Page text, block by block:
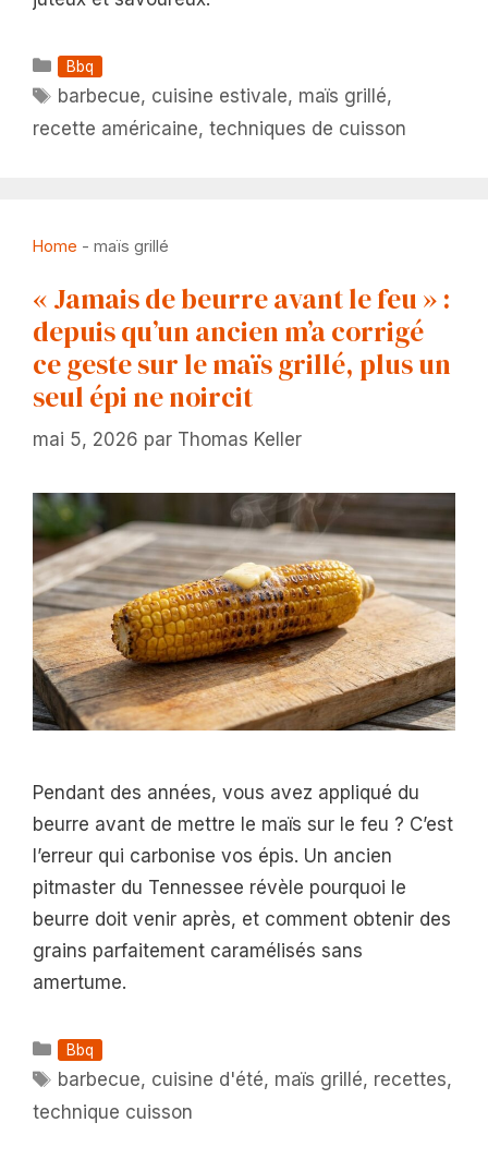
Catégories
Bbq
Étiquettes
barbecue, cuisine estivale, maïs grillé,
recette américaine, techniques de cuisson
Home - maïs grillé
« Jamais de beurre avant le feu » :
depuis qu’un ancien m’a corrigé
ce geste sur le maïs grillé, plus un
seul épi ne noircit
mai 5, 2026 par Thomas Keller
Pendant des années, vous avez appliqué du
beurre avant de mettre le maïs sur le feu ? C’est
l’erreur qui carbonise vos épis. Un ancien
pitmaster du Tennessee révèle pourquoi le
beurre doit venir après, et comment obtenir des
grains parfaitement caramélisés sans
amertume.
Catégories
Bbq
Étiquettes
barbecue, cuisine d'été, maïs grillé, recettes,
technique cuisson